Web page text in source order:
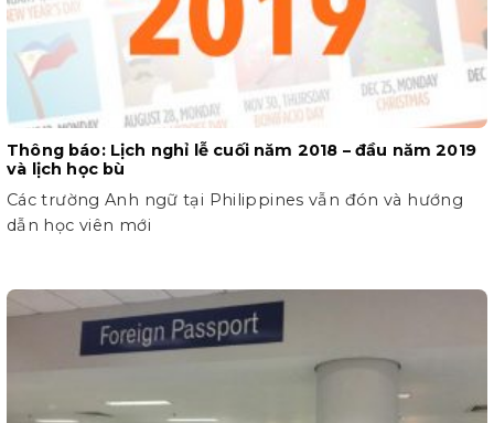
Thông báo: Lịch nghỉ lễ cuối năm 2018 – đầu năm 2019
và lịch học bù
Các trường Anh ngữ tại Philippines vẫn đón và hướng
dẫn học viên mới